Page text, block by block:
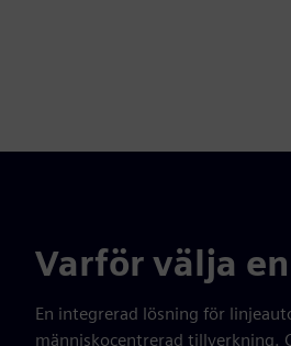
Varför välja
En integrerad lösning för
människocentrerad tillverkning.